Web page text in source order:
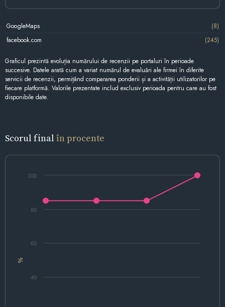
GoogleMaps
(8)
facebook.com
(245)
Graficul prezintă evoluția numărului de recenzii pe portaluri în perioade
succesive. Datele arată cum a variat numărul de evaluări ale firmei în diferite
servicii de recenzii, permițând compararea ponderii și a activității utilizatorilor pe
fiecare platformă. Valorile prezentate includ exclusiv perioada pentru care au fost
disponibile date.
Scorul final în procente
%
40
60
80
100